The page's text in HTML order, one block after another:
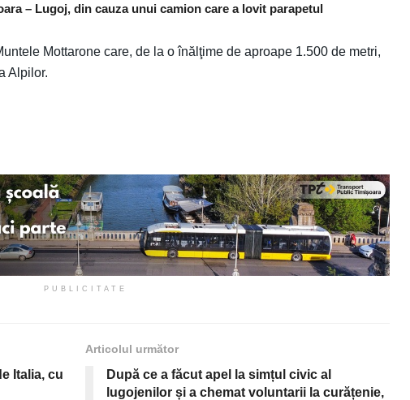
– Lugoj, din cauza unui camion care a lovit parapetul
Mottarone care, de la o înălţime de aproape 1.500 de metri,
Alpilor.
PUBLICITATE
Italia, cu
Articolul următor
După ce a făcut apel la simțul civic al
lugojenilor și a chemat voluntarii la curățenie,